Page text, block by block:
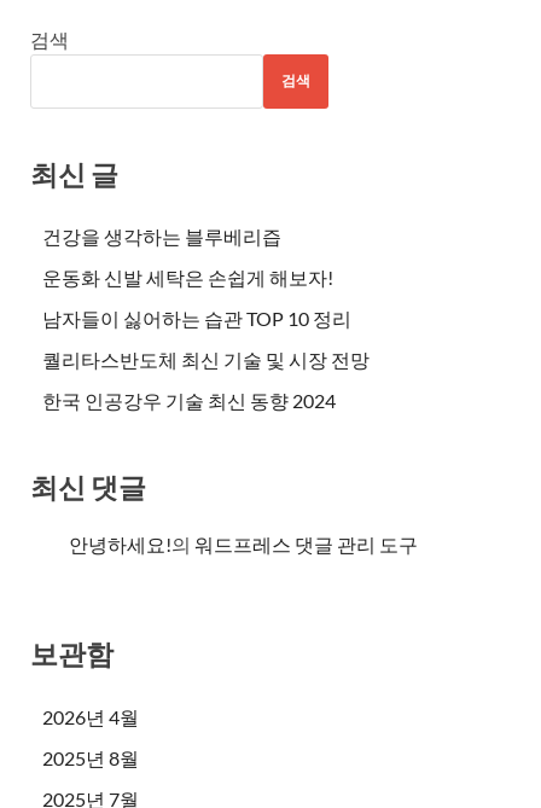
검색
검색
최신 글
건강을 생각하는 블루베리즙
운동화 신발 세탁은 손쉽게 해보자!
남자들이 싫어하는 습관 TOP 10 정리
퀄리타스반도체 최신 기술 및 시장 전망
한국 인공강우 기술 최신 동향 2024
최신 댓글
안녕하세요!의 워드프레스 댓글 관리 도구
보관함
2026년 4월
2025년 8월
2025년 7월